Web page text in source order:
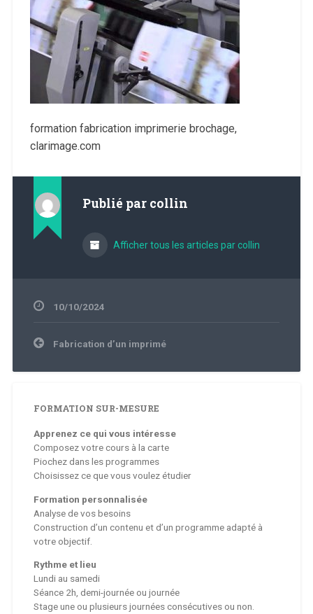
formation fabrication imprimerie brochage,
clarimage.com
Publié par collin
Afficher tous les articles par collin
10/10/2024
Navigation
de
Fabrication d’un imprimé
FORMATION SUR-MESURE
Apprenez ce qui vous intéresse
Composez votre cours à la carte
Piochez dans les programmes
Choisissez ce que vous voulez étudier
Formation personnalisée
Analyse de vos besoins
Construction d’un contenu et d’un programme adapté à
votre objectif.
Rythme et lieu
Lundi au samedi
Séance 2h, demi-journée ou journée
Stage une ou plusieurs journées consécutives ou non.